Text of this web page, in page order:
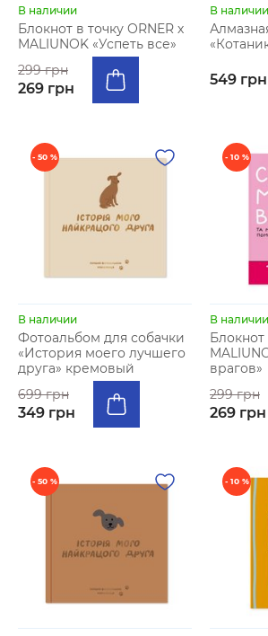
В наличии
Блокнот в точку ORNER х
MALIUNOK «Успеть все»
299 грн
269 грн
В наличии
549 грн
- 50 %
В наличии
Фотоальбом для собачки
«История моего лучшего
друга» кремовый
699 грн
349 грн
- 10 %
В наличии
Блокнот
врагов»
299 грн
269 грн
- 50 % - 10 %